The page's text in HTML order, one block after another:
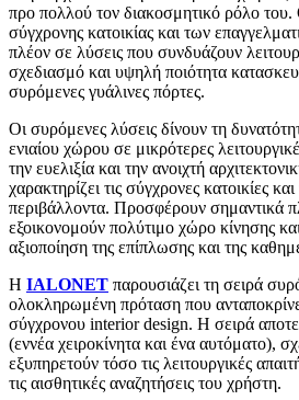
προ πολλού τον διακοσμητικό ρόλο του.
σύγχρονης κατοικίας και των
πλέον σε λύσεις που συνδυάζουν
σχεδιασμό και υψηλή ποιότητα
συρόμενες γυάλινες πόρτες.
Οι συρόμενες λύσεις δίνουν τη
ενιαίου χώρου σε μικρότερες
την ευελιξία και την ανοιχτή
χαρακτηρίζει τις σύγχρονες κατοικίες
περιβάλλοντα. Προσφέρουν σημαντικά
εξοικονομούν πολύτιμο χώρο κίνησης
αξιοποίηση της επίπλωσης και της
Η IALONET παρουσιάζει τη σειρά
ολοκληρωμένη πρόταση που
σύγχρονου interior design. Η σειρά
(εννέα χειροκίνητα και ένα αυτόματο),
εξυπηρετούν τόσο τις λειτουργικές
τις αισθητικές αναζητήσεις του χρήστη.